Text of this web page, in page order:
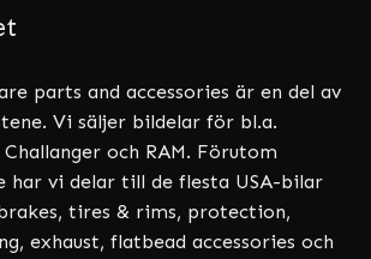
parts and accessories är en del av
Vi säljer bildelar för bl.a.
och RAM. Förutom
har vi delar till de flesta USA-bilar
tires & rims, protection,
exhaust, flatbead accessories och